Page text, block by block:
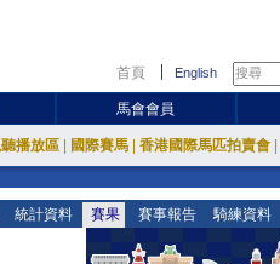
首頁 English
馬會會員
播放區 國際賽馬 香港國際馬匹拍賣會
統計資料 賽果 賽事報告 騎練資料